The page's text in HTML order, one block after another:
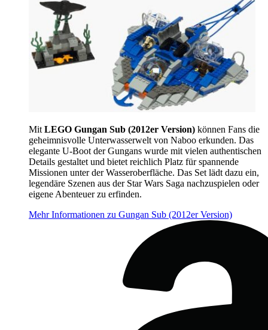
Mit LEGO Gungan Sub (2012er Version) können Fans die
geheimnisvolle Unterwasserwelt von Naboo erkunden. Das
elegante U-Boot der Gungans wurde mit vielen authentischen
Details gestaltet und bietet reichlich Platz für spannende
Missionen unter der Wasseroberfläche. Das Set lädt dazu ein,
legendäre Szenen aus der Star Wars Saga nachzuspielen oder
eigene Abenteuer zu erfinden.
Mehr Informationen zu Gungan Sub (2012er Version)